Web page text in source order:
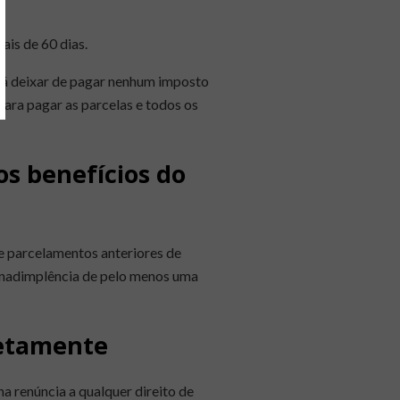
de 60 dias.
deixar de pagar nenhum imposto
pagar as parcelas e todos os
benefícios do
parcelamentos anteriores de
de pelo menos uma
renúncia a qualquer direito de